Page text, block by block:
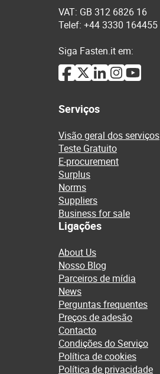
VAT: GB 312 6826 16
Telef: +44 3330 164455
Siga Fasten.it em:
Serviços
Visão geral dos serviços
Teste Gratuito
E-procurement
Surplus
Norms
Suppliers
Business for sale
Ligações
About Us
Nosso Blog
Parceiros de mídia
News
Perguntas frequentes
Preços de adesão
Contacto
Condições do Serviço
Política de cookies
Política de privacidade